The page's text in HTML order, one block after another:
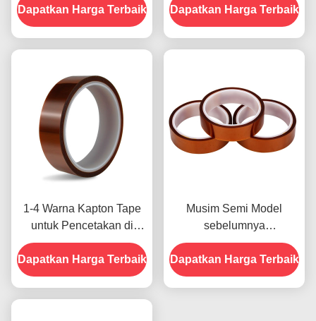
1000V
Dapatkan Harga Terbaik
Pembayaran Kartu Kredit
untuk Model Sebelumnya
Dapatkan Harga Terbaik
1-4 Warna Kapton Tape
untuk Pencetakan di
Bagian Depan
Dapatkan Harga Terbaik
Musim Semi Model
sebelumnya
menampilkan Ketahanan
Terhadap Kelembaban
dan Kekuatan Kupas
Dapatkan Harga Terbaik